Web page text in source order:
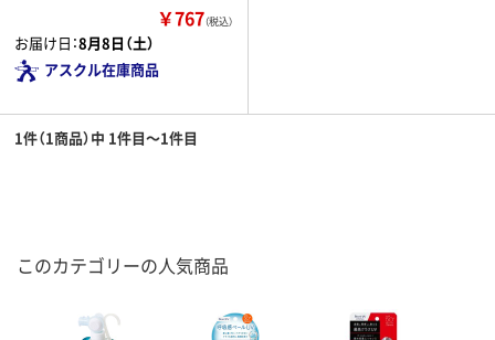
￥767（税込）
お届け日：8月8日（土）
アスクル在庫商品
1件（1商品）中 1件目～1件目
このカテゴリーの人気商品